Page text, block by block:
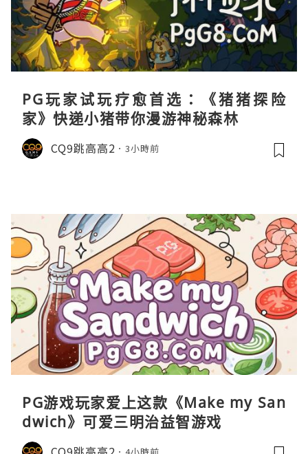
PG玩家试玩疗愈首选：《猪猪探险
家》快递小猪带你漫游神秘森林
CQ9跳高高2 3小時前
PG游戏玩家爱上这款《Make my San
dwich》可爱三明治益智游戏